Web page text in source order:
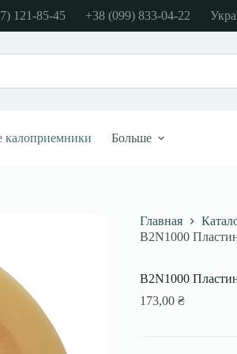
121-85-45 +38 (099) 833-04-22
калоприемники Больше
Главная
B2N1000
B2N1000
173,00 ₴